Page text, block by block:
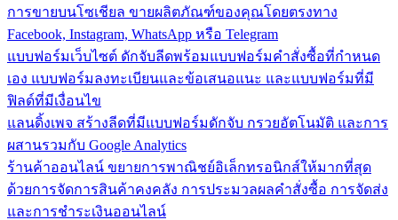
การขายบนโซเชียล ขายผลิตภัณฑ์ของคุณโดยตรงทาง
Facebook, Instagram, WhatsApp หรือ Telegram
แบบฟอร์มเว็บไซต์ ดักจับลีดพร้อมแบบฟอร์มคำสั่งซื้อที่กำหนด
เอง แบบฟอร์มลงทะเบียนและข้อเสนอแนะ และแบบฟอร์มที่มี
ฟิลด์ที่มีเงื่อนไข
แลนดิ้งเพจ สร้างลีดที่มีแบบฟอร์มดักจับ กรวยอัตโนมัติ และการ
ผสานรวมกับ Google Analytics
ร้านค้าออนไลน์ ขยายการพาณิชย์อิเล็กทรอนิกส์ให้มากที่สุด
ด้วยการจัดการสินค้าคงคลัง การประมวลผลคำสั่งซื้อ การจัดส่ง
และการชำระเงินออนไลน์